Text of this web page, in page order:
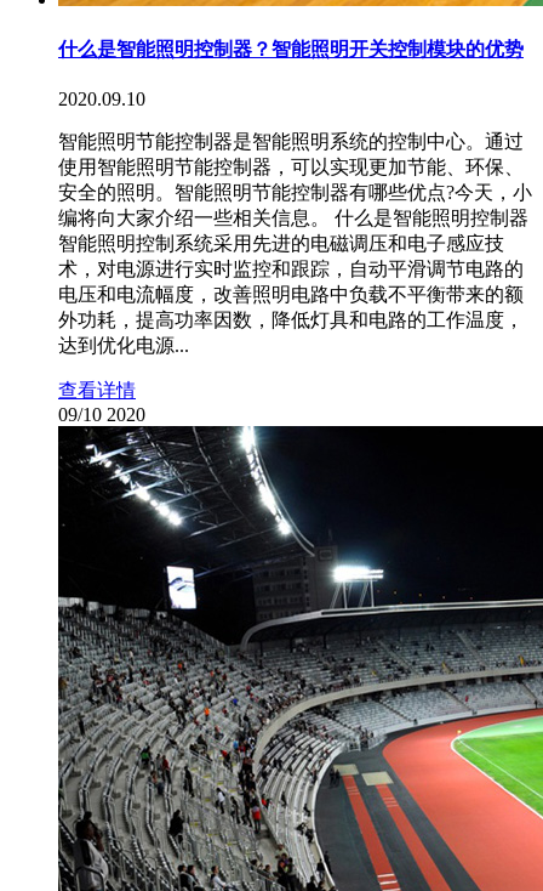
什么是智能照明控制器？智能照明开关控制模块的优势
2020.09.10
智能照明节能控制器是智能照明系统的控制中心。通过
使用智能照明节能控制器，可以实现更加节能、环保、
安全的照明。智能照明节能控制器有哪些优点?今天，小
编将向大家介绍一些相关信息。 什么是智能照明控制器
智能照明控制系统采用先进的电磁调压和电子感应技
术，对电源进行实时监控和跟踪，自动平滑调节电路的
电压和电流幅度，改善照明电路中负载不平衡带来的额
外功耗，提高功率因数，降低灯具和电路的工作温度，
达到优化电源...
查看详情
09/10 2020